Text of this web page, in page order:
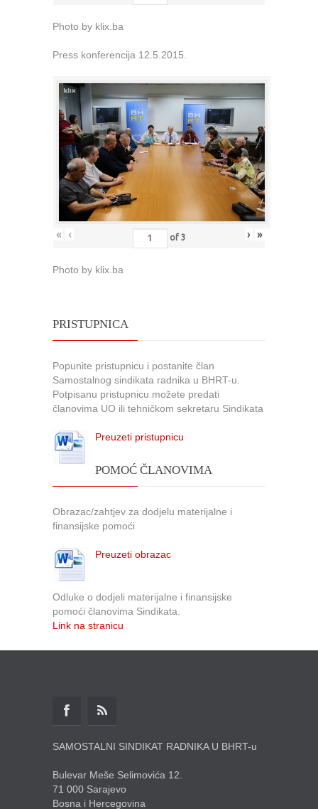
Photo by klix.ba
Press konferencija 12.5.2015.
« ‹ of 3 › »
Photo by klix.ba
PRISTUPNICA
Popunite pristupnicu i postanite član
Samostalnog sindikata radnika u BHRT-u.
Potpisanu pristupnicu možete predati
članovima UO ili tehničkom sekretaru Sindikata
Preuzeti pristupnicu
POMOĆ ČLANOVIMA
Obrazac/zahtjev za dodjelu materijalne i
finansijske pomoći
Preuzeti obrazac
Odluke o dodjeli materijalne i finansijske
pomoći članovima Sindikata.
Link na stranicu
SAMOSTALNI SINDIKAT RADNIKA U BHRT-u
Bulevar Meše Selimovića 12.
71 000 Sarajevo
Bosna i Hercegovina